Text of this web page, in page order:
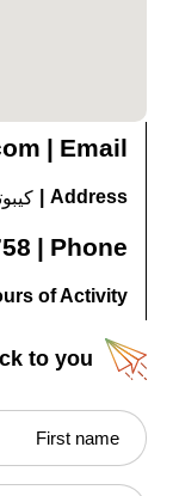
Email
|
Address
Phone
|
of Activity
to you
First name